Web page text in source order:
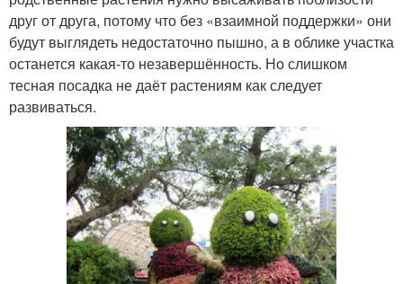
друг от друга, потому что без «взаимной поддержки» они
будут выглядеть недостаточно пышно, а в облике участка
останется какая-то незавершённость. Но слишком
тесная посадка не даёт растениям как следует
развиваться.